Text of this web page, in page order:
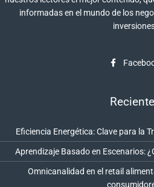
informadas en el mundo de los
Eficiencia Energética: Clave para la
Aprendizaje Basado en Escenarios:
Omnicanalidad en el retail